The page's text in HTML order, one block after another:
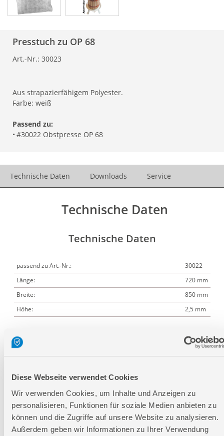
Diese Webseite verwendet Cookies
Wir verwenden Cookies, um Inhalte und Anzeigen zu
personalisieren, Funktionen für soziale Medien anbieten zu
können und die Zugriffe auf unsere Website zu analysieren.
Außerdem geben wir Informationen zu Ihrer Verwendung
Presstuch zu OP 68
Art.-Nr.: 30023
Aus strapazierfähigem Polyester.
Farbe: weiß
Passend zu:
• #30022 Obstpresse OP 68
Technische Daten Downloads Service
Technische Daten
Technische Daten
passend zu Art.-Nr.:
30022
Länge:
720 mm
Breite:
850 mm
Höhe:
2,5 mm
Verpackungsmaße
Länge
150 mm
Breite
55 mm
Höhe
280 mm